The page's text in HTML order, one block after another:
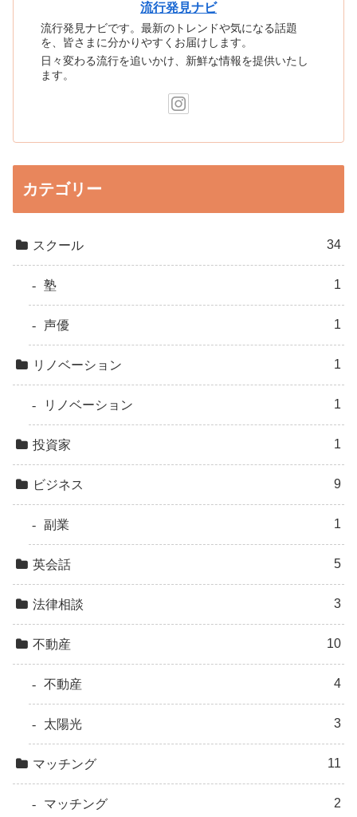
流行発見ナビ
流行発見ナビです。最新のトレンドや気になる話題
を、皆さまに分かりやすくお届けします。
日々変わる流行を追いかけ、新鮮な情報を提供いたし
ます。
カテゴリー
スクール 34
塾 1
声優 1
リノベーション 1
リノベーション 1
投資家 1
ビジネス 9
副業 1
英会話 5
法律相談 3
不動産 10
不動産 4
太陽光 3
マッチング 11
マッチング 2